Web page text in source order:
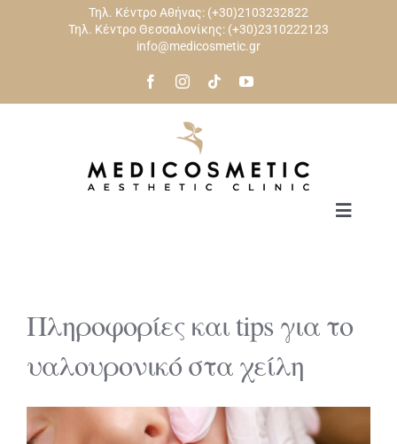
Τηλ. Κέντρο Αθήνας: (+30)2103232822
Τηλ. Κέντρο Θεσσαλονίκης: (+30)2310222123
info@medicosmetic.gr
Toggle
ΠΡΟΣΩΠΟ
ΔΙΑΓΝΩΣΤΙΚΕΣ ΑΝΑΛΥΣΕΙΣ
Πληροφορίες και tips για το
υαλουρονικό στα χείλη